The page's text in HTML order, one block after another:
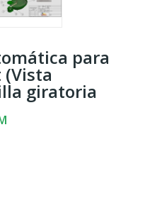
para
(Vista
giratoria